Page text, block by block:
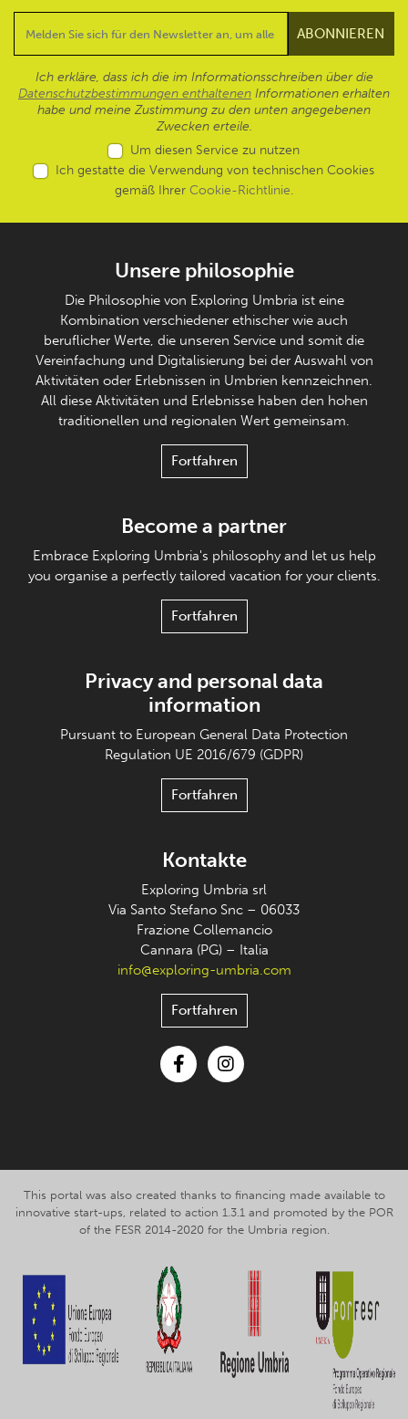
Ich erkläre, dass ich die im Informationsschreiben über die
Datenschutzbestimmungen enthaltenen Informationen erhalten
habe und meine Zustimmung zu den unten angegebenen
Zwecken erteile.
Um diesen Service zu nutzen
Ich gestatte die Verwendung von technischen Cookies
gemäß Ihrer Cookie-Richtlinie.
Unsere philosophie
Die Philosophie von Exploring Umbria ist eine
Kombination verschiedener ethischer wie auch
beruflicher Werte, die unseren Service und somit die
Vereinfachung und Digitalisierung bei der Auswahl von
Aktivitäten oder Erlebnissen in Umbrien kennzeichnen.
All diese Aktivitäten und Erlebnisse haben den hohen
traditionellen und regionalen Wert gemeinsam.
Fortfahren
Become a partner
Embrace Exploring Umbria's philosophy and let us help
you organise a perfectly tailored vacation for your clients.
Fortfahren
Privacy and personal data
information
Pursuant to European General Data Protection
Regulation UE 2016/679 (GDPR)
Fortfahren
Kontakte
Exploring Umbria srl
Via Santo Stefano Snc – 06033
Frazione Collemancio
Cannara (PG) – Italia
info@exploring-umbria.com
Fortfahren
This portal was also created thanks to financing made available to
innovative start-ups, related to action 1.3.1 and promoted by the POR
of the FESR 2014-2020 for the Umbria region.